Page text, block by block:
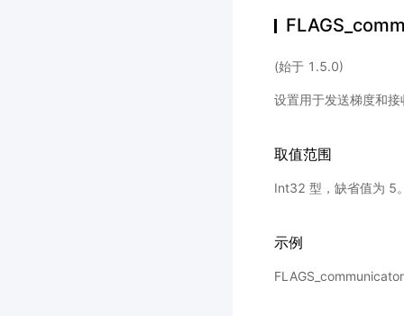
(始于 1.5.0)
设置用于发送梯度和
取值范围
Int32 型，缺省值为 5
示例